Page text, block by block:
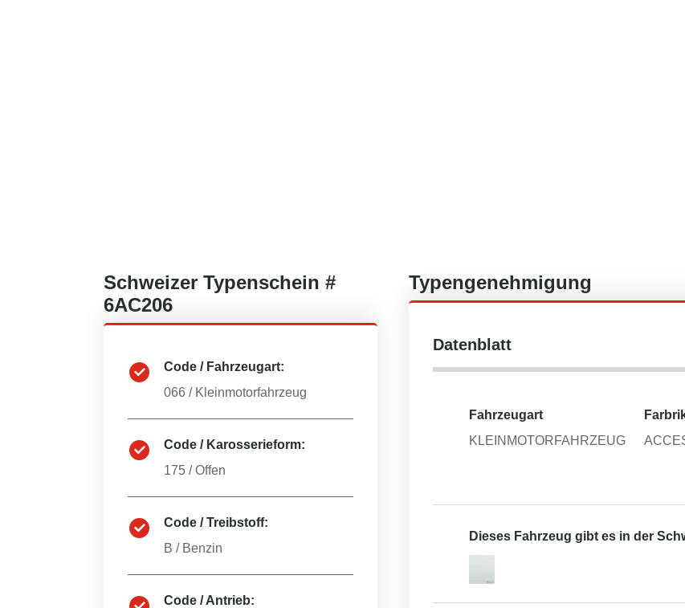
Schweizer Typenschein #
6AC206
Code / Fahrzeugart:
066 / Kleinmotorfahrzeug
Code / Karosserieform:
175 /Offen
Code / Treibstoff:
B / Benzin
Code / Antrieb:
Typengenehmigung
Datenblatt
Fahrzeugart
KLEINMOTORFAHRZEUG
Dieses Fahrzeug gibt es in der